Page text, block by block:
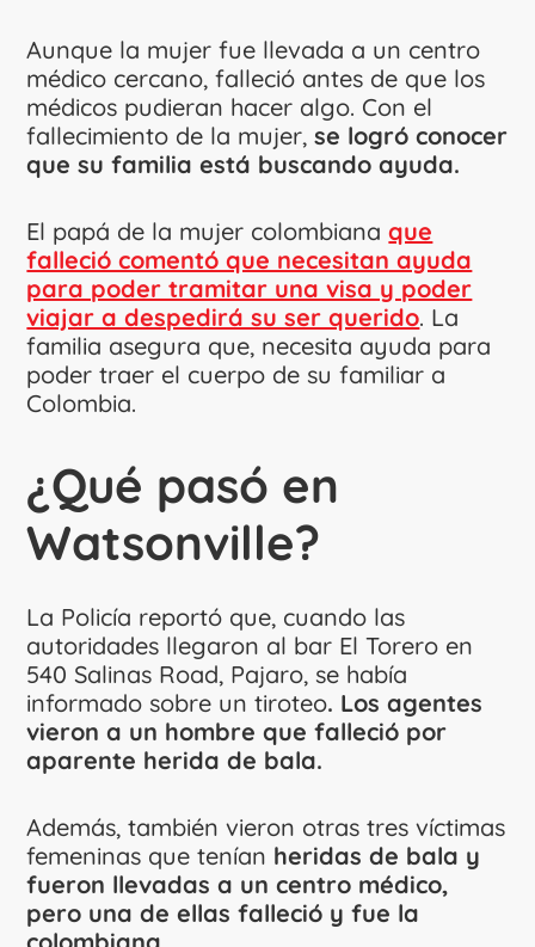
Aunque la mujer fue llevada a un centro
médico cercano, falleció antes de que los
médicos pudieran hacer algo. Con el
fallecimiento de la mujer, se logró conocer
que su familia está buscando ayuda.
El papá de la mujer colombianaque
falleció comentó que necesitan ayuda
para poder tramitar una visa y poder
viajar a despedirá su ser querido. La
familia asegura que, necesita ayuda para
poder traer el cuerpo de su familiar a
Colombia.
¿Qué pasó en
Watsonville?
La Policía reportó que, cuando las
autoridades llegaron al bar El Torero en
540 Salinas Road, Pajaro, se había
informado sobre un tiroteo. Los agentes
vieron a un hombre que falleció por
aparente herida de bala.
Además, también vieron otras tres víctimas
femeninas que tenían heridas de bala y
fueron llevadas a un centro médico,
pero una de ellas falleció y fue la